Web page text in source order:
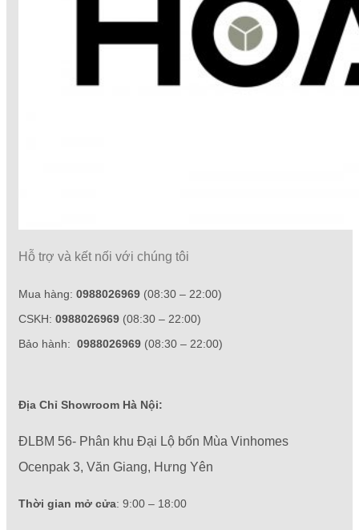
Hỗ trợ và kết nối với chúng tôi
Mua hàng: 0988026969 (08:30 – 22:00)
CSKH: 0988026969 (08:30 – 22:00)
Bảo hành: 0988026969 (08:30 – 22:00)
Địa Chỉ Showroom Hà Nội:
ĐLBM 56- Phân khu Đại Lộ bốn Mùa Vinhomes
Ocenpak 3, Văn Giang, Hưng Yên
Thời gian mở cửa: 9:00 – 18:00